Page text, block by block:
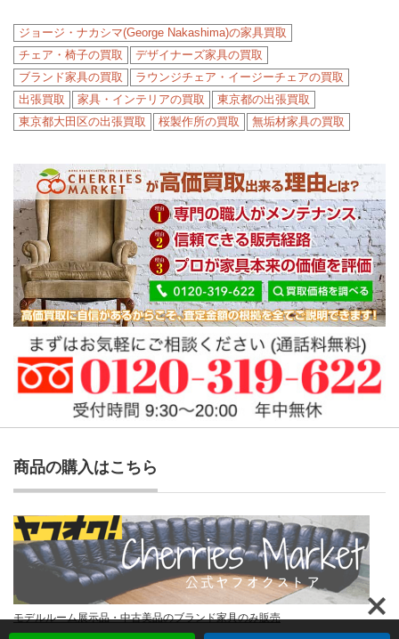
ジョージ・ナカシマ(George Nakashima)の家具買取
チェア・椅子の買取
デザイナーズ家具の買取
ブランド家具の買取
ラウンジチェア・イージーチェアの買取
出張買取
家具・インテリアの買取
東京都の出張買取
東京都大田区の出張買取
桜製作所の買取 無垢材家具の買取
商品の購入はこちら
モデルルーム展示品・中古美品のブランド家具のみ販売